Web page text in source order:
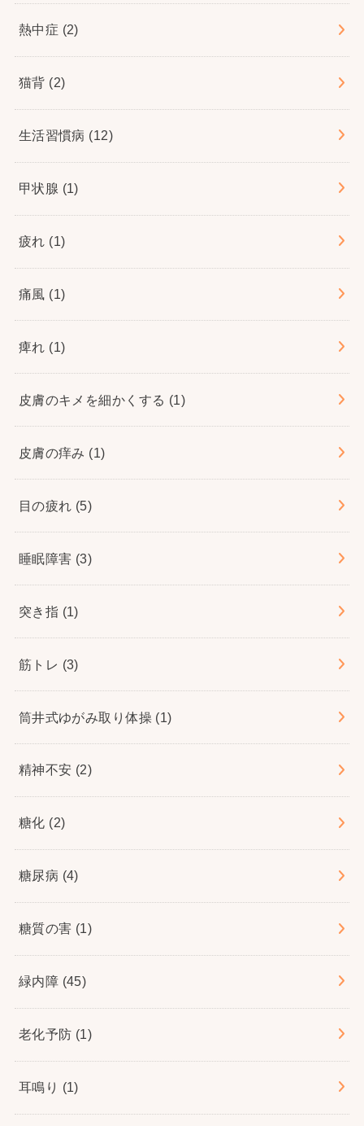
熱中症 (2)
猫背 (2)
生活習慣病 (12)
甲状腺 (1)
疲れ (1)
痛風 (1)
痺れ (1)
皮膚のキメを細かくする (1)
皮膚の痒み (1)
目の疲れ (5)
睡眠障害 (3)
突き指 (1)
筋トレ (3)
筒井式ゆがみ取り体操 (1)
精神不安 (2)
糖化 (2)
糖尿病 (4)
糖質の害 (1)
緑内障 (45)
老化予防 (1)
耳鳴り (1)